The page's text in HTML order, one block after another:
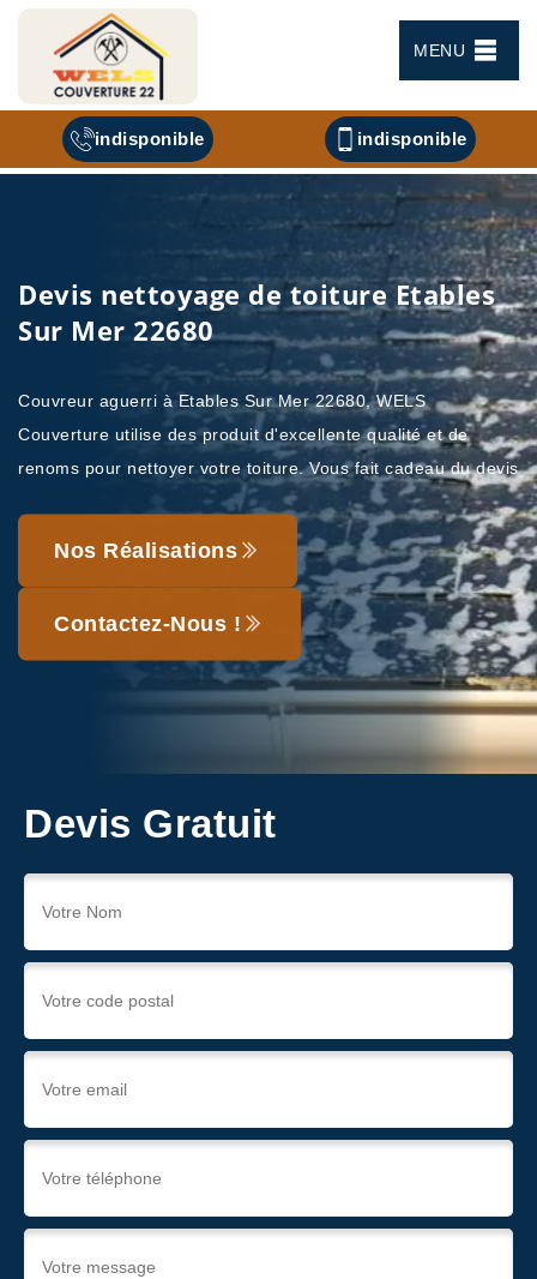
MENU
indisponible indisponible
Devis nettoyage de toiture Etables
Sur Mer 22680
Couvreur aguerri à Etables Sur Mer 22680, WELS
Couverture utilise des produit d'excellente qualité et de
renoms pour nettoyer votre toiture. Vous fait cadeau du devis
Nos Réalisations
Contactez-Nous !
Devis Gratuit